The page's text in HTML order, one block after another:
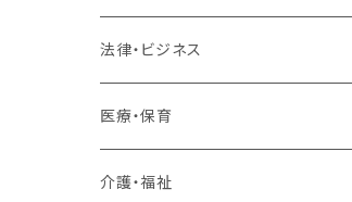
内定者・新入社員
若手社員・中堅社員
リーダー（主任・係長）
法律・ビジネス
医療・保育
介護・福祉